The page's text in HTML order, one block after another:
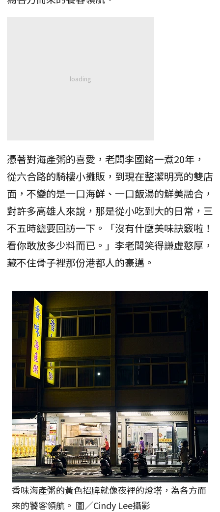
憑著對海產粥的喜愛，老闆李國銘一煮20年，
從六合路的騎樓小攤販，到現在整潔明亮的雙店
面，不變的是一口海鮮、一口飯湯的鮮美融合，
對許多高雄人來說，那是從小吃到大的日常，三
不五時總要回訪一下。「沒有什麼美味訣竅啦！
看你敢放多少料而已。」李老闆笑得謙虛憨厚，
藏不住骨子裡那份港都人的豪邁。
香味海產粥的黃色招牌就像夜裡的燈塔，為各方而
來的饕客領航。 圖／Cindy Lee攝影